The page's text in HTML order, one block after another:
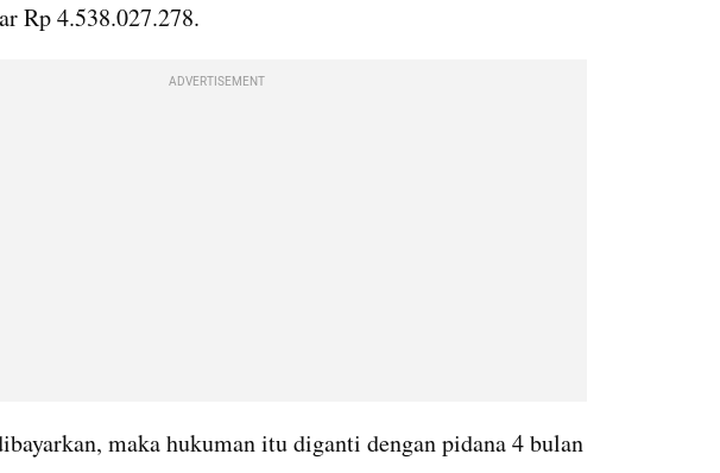
Rp 4.538.027.278.
ADVERTISEMENT
maka hukuman itu diganti dengan pidana 4 bulan